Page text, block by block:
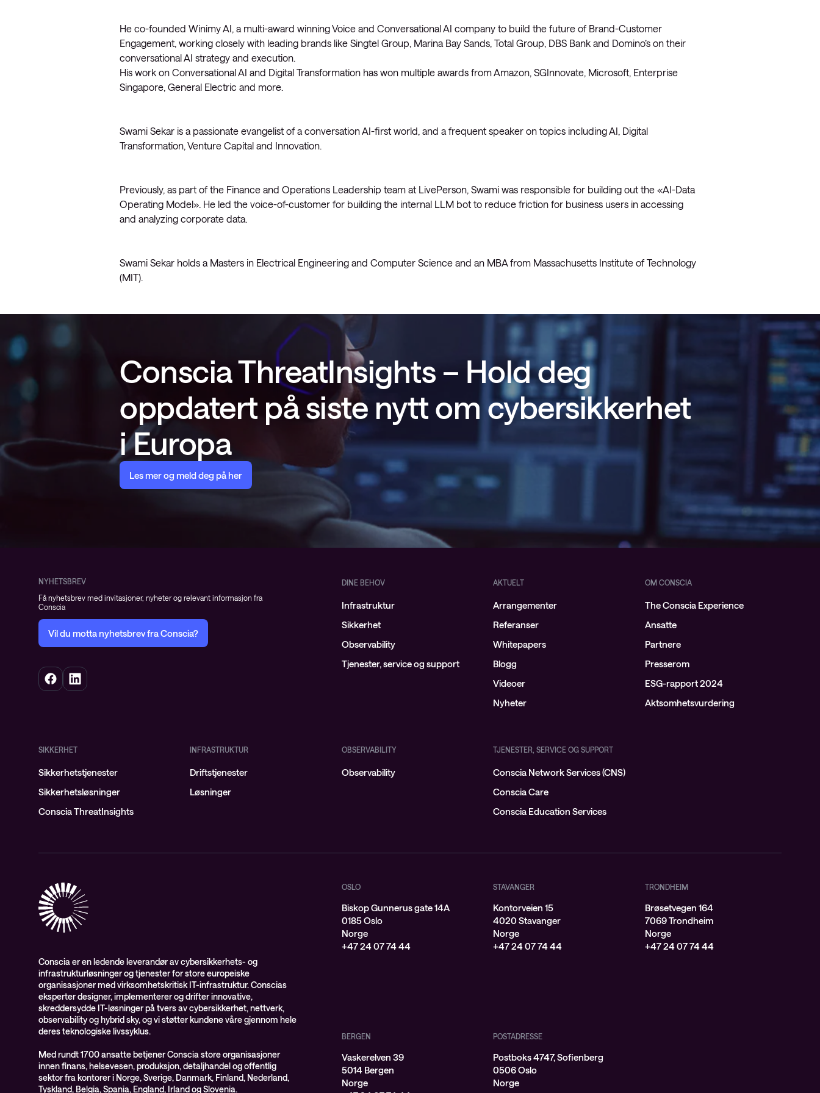
He co-founded Winimy AI, a multi-award winning Voice and Conversational AI company to build the future of Brand-Customer
Engagement, working closely with leading brands like Singtel Group, Marina Bay Sands, Total Group, DBS Bank and Domino’s on their
conversational AI strategy and execution.
His work on Conversational AI and Digital Transformation has won multiple awards from Amazon, SGInnovate, Microsoft, Enterprise
Singapore, General Electric and more.
Swami Sekar is a passionate evangelist of a conversation AI-first world, and a frequent speaker on topics including AI, Digital
Transformation, Venture Capital and Innovation.
Previously, as part of the Finance and Operations Leadership team at LivePerson, Swami was responsible for building out the «AI-Data
Operating Model». He led the voice-of-customer for building the internal LLM bot to reduce friction for business users in accessing
and analyzing corporate data.
Swami Sekar holds a Masters in Electrical Engineering and Computer Science and an MBA from Massachusetts Institute of Technology
(MIT).
Conscia ThreatInsights – Hold deg
oppdatert på siste nytt om cybersikkerhet
i Europa
Les mer og meld deg på her
NYHETSBREV
Få nyhetsbrev med invitasjoner, nyheter og relevant informasjon fra
Conscia
Vil du motta nyhetsbrev fra Conscia?
DINE BEHOV
Infrastruktur
Sikkerhet
Observability
Tjenester, service og support
AKTUELT
Arrangementer
Referanser
Whitepapers
Blogg
Videoer
Nyheter
OM CONSCIA
The Conscia Experience
Ansatte
Partnere
Presserom
ESG-rapport 2024
Aktsomhetsvurdering
SIKKERHET
Sikkerhetstjenester
Sikkerhetsløsninger
Conscia ThreatInsights
INFRASTRUKTUR
Driftstjenester
Løsninger
OBSERVABILITY
Observability
TJENESTER, SERVICE OG SUPPORT
Conscia Network Services (CNS)
Conscia Care
Conscia Education Services
Conscia er en ledende leverandør av cybersikkerhets- og
infrastrukturløsninger og tjenester for store europeiske
organisasjoner med virksomhetskritisk IT-infrastruktur. Conscias
eksperter designer, implementerer og drifter innovative,
skreddersydde IT-løsninger på tvers av cybersikkerhet, nettverk,
observability og hybrid sky, og vi støtter kundene våre gjennom hele
deres teknologiske livssyklus.
Med rundt 1700 ansatte betjener Conscia store organisasjoner
innen finans, helsevesen, produksjon, detaljhandel og offentlig
sektor fra kontorer i Norge, Sverige, Danmark, Finland, Nederland,
Tyskland, Belgia, Spania, England, Irland og Slovenia.
OSLO
Biskop Gunnerus gate 14A
0185 Oslo
Norge
+47 24 07 74 44
STAVANGER
Kontorveien 15
4020 Stavanger
Norge
+47 24 07 74 44
TRONDHEIM
Brøsetvegen 164
7069 Trondheim
Norge
+47 24 07 74 44
BERGEN
Vaskerelven 39
5014 Bergen
Norge
POSTADRESSE
Postboks 4747, Sofienberg
0506 Oslo
Norge